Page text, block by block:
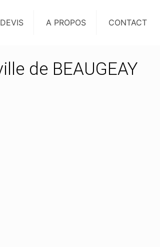
A PROPOS CONTACT
de BEAUGEAY